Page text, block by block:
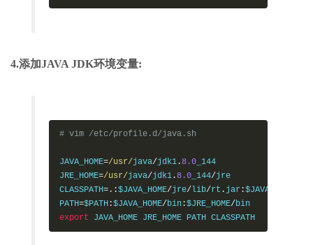
4.添加JAVA JDK环境变量:
# vim /etc/profile.d/java.sh
JAVA_HOME=/usr/java/jdk1 .8.0 _144
JRE_HOME=/usr/java/jdk1 .8.0 _144/jre
CLASSPATH=.:$JAVA_HOME/jre/lib/rt . jar :$JAVA_HOME
PATH=$PATH :$JAVA_HOME/bin :$JRE_HOME/
export JAVA_HOME JRE_HOME PATH CLASSPATH